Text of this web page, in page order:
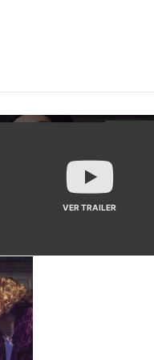
VER TRAILER